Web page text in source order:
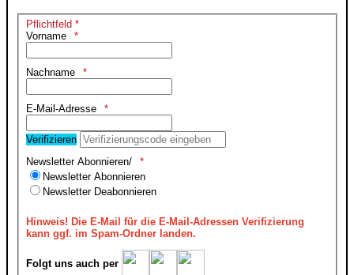
Pflichtfeld *
Vorname
Nachname
E-Mail-Adresse
Verifizieren
Newsletter Abonnieren/
Newsletter Abonnieren
Newsletter Deabonnieren
Hinweis! Die E-Mail für die E-Mail-Adressen Verifizierung
kann ggf. im Spam-Ordner landen.
Folgt uns auch per